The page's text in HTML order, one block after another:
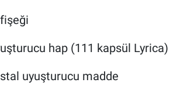
hap (111 kapsül Lyrica)
uyuşturucu madde